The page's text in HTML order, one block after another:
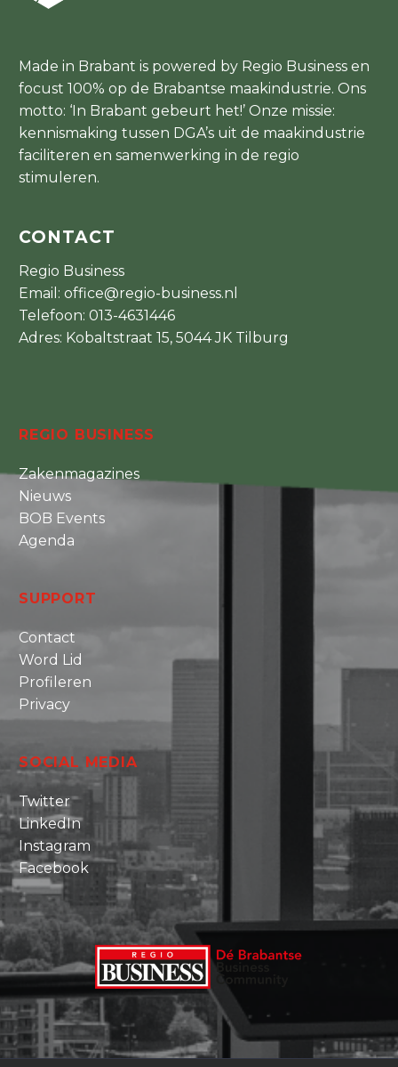
Made in Brabant is powered by Regio Business en
focust 100% op de Brabantse maakindustrie. Ons
motto: ‘In Brabant gebeurt het!’ Onze missie:
kennismaking tussen DGA’s uit de maakindustrie
faciliteren en samenwerking in de regio
stimuleren.
CONTACT
Regio Business
Email: office@regio-business.nl
Telefoon: 013-4631446
Adres: Kobaltstraat 15, 5044 JK Tilburg
REGIO BUSINESS
Zakenmagazines
Nieuws
BOB Events
Agenda
SUPPORT
Contact
Word Lid
Profileren
Privacy
SOCIAL MEDIA
Twitter
LinkedIn
Instagram
Facebook